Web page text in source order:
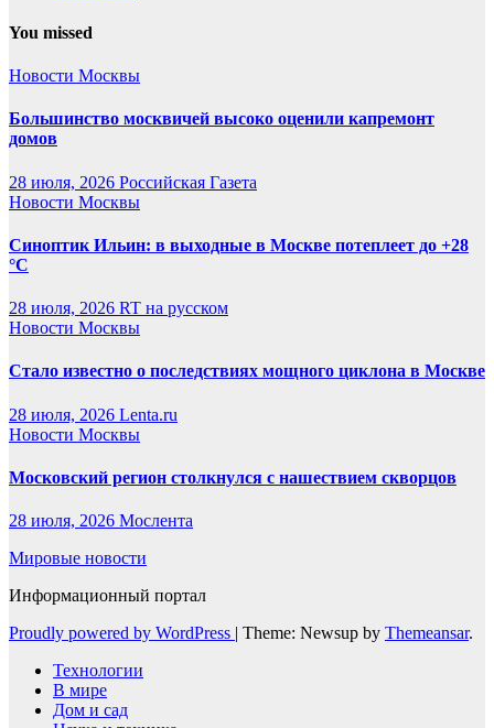
You missed
Новости Москвы
Большинство москвичей высоко оценили капремонт
домов
28 июля, 2026 Российская Газета
Новости Москвы
Синоптик Ильин: в выходные в Москве потеплеет до +28
°C
28 июля, 2026 RT на русском
Новости Москвы
Стало известно о последствиях мощного циклона в Москве
28 июля, 2026 Lenta.ru
Новости Москвы
Московский регион столкнулся с нашествием скворцов
28 июля, 2026 Мослента
Мировые новости
Информационный портал
Proudly powered by WordPress | Theme: Newsup by Themeansar.
Технологии
В мире
Дом и сад